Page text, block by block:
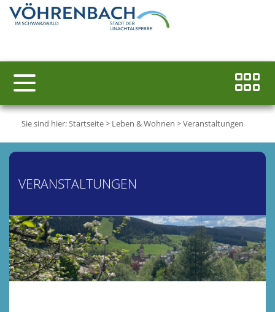
Sie sind hier:Startseite> Leben & Wohnen >Veranstaltungen
VERANSTALTUNGEN